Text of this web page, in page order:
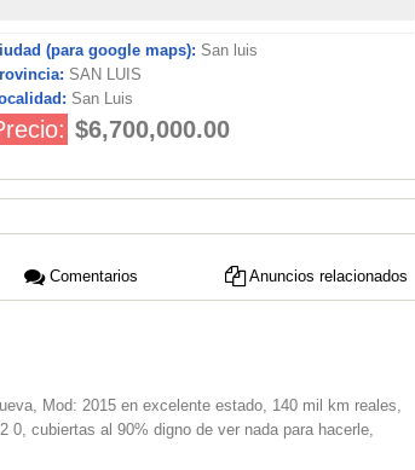
(para google maps): San luis
SAN LUIS
San Luis
$6,700,000.00
Comentarios Anuncios relacionados
Mod: 2015 en excelente estado, 140 mil km reales,
cubiertas al 90% digno de ver nada para hacerle,